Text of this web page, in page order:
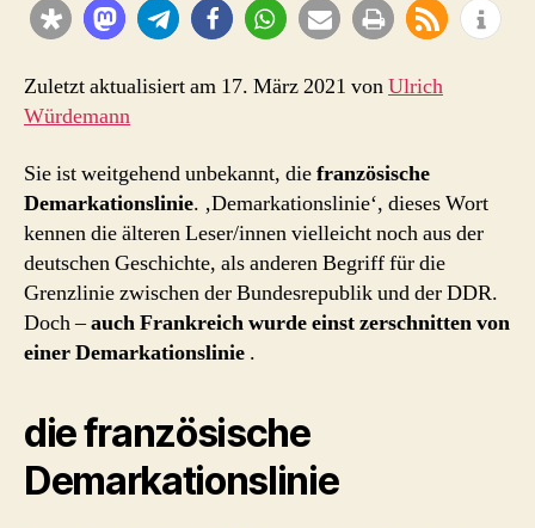
Zuletzt aktualisiert am 17. März 2021 vonUlrich
Würdemann
Sie ist weitgehend unbekannt, diefranzösische
Demarkationslinie. ‚Demarkationslinie‘, dieses Wort
kennen die älteren Leser/innen vielleicht noch aus der
deutschen Geschichte, als anderen Begriff für die
Grenzlinie zwischen der Bundesrepublik und der DDR.
Doch –auch Frankreich wurde einst zerschnitten von
einer Demarkationslinie .
die französische
Demarkationslinie